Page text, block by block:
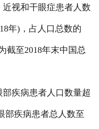
视和干眼症患者人数
年)，占人口总数的
截至2018年末中国总
疾病患者人口数量超
部疾病患者总人数至